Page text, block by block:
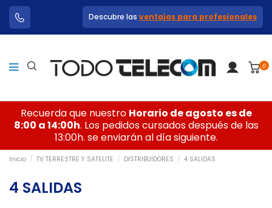
Descubre las ventajas para profesionales
0
Recuerda que nuestro Horario de agosto es de
8:00 a 14:00h. Los pedidos cursados después de las
13:00h. se enviarán al día siguiente.
Inicio TV TERRESTRE Y SATELITE DISTRIBUIDORES 4 SALIDAS
4 SALIDAS